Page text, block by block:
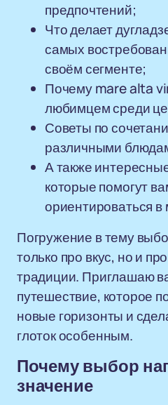
предпочтений;
Что делает
самых
своём сегменте;
Почему mare alta
любимцем среди
Советы по
различными
А также
которые помогут
ориентироваться в
Погружение в тему
только про вкус, но и
традиции. Приглашаю
путешествие, которое
новые горизонты и
глоток особенным.
Почему выбор
значение